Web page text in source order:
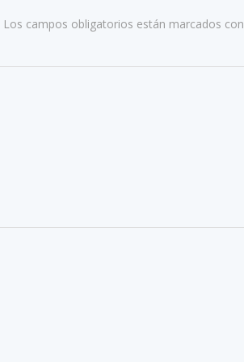
Los campos obligatorios están marcados con